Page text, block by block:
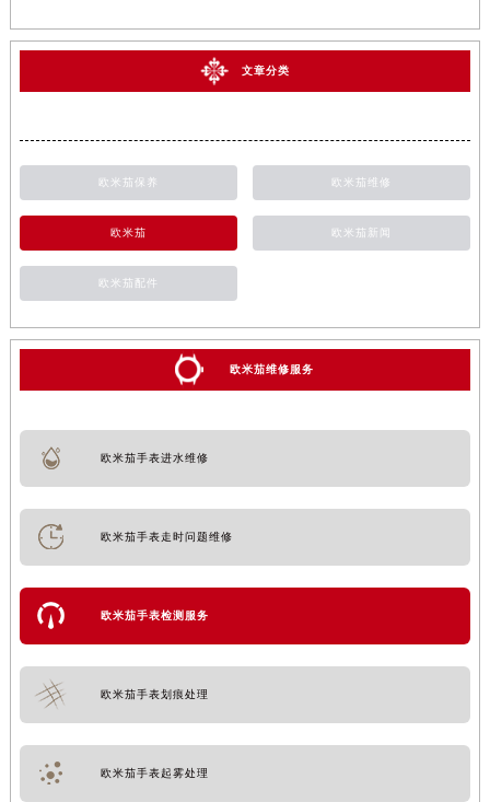
文章分类
欧米茄保养 欧米茄维修
欧米茄 欧米茄新闻
欧米茄配件
欧米茄维修服务
欧米茄手表进水维修
欧米茄手表走时问题维修
欧米茄手表检测服务
欧米茄手表划痕处理
欧米茄手表起雾处理